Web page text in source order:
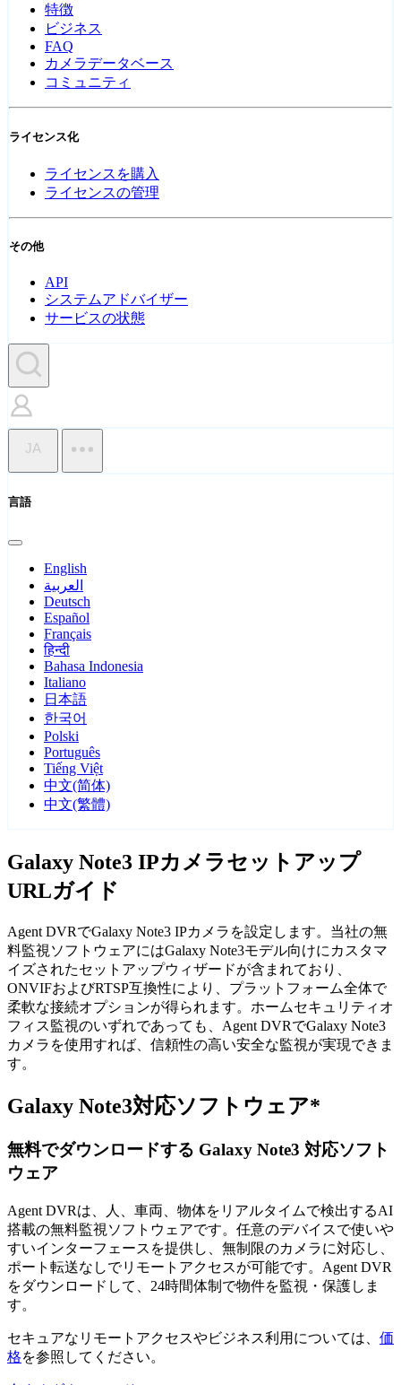
特徴
ビジネス
FAQ
カメラデータベース
コミュニティ
ライセンス化
ライセンスを購入
ライセンスの管理
その他
API
システムアドバイザー
サービスの状態
JA
言語
English
العربية
Deutsch
Español
Français
हिन्दी
Bahasa Indonesia
Italiano
日本語
한국어
Polski
Português
Tiếng Việt
中文(简体)
中文(繁體)
Galaxy Note3 IPカメラセットアップ
URLガイド
Agent DVRでGalaxy Note3 IPカメラを設定します。当社の無
料監視ソフトウェアにはGalaxy Note3モデル向けにカスタマ
イズされたセットアップウィザードが含まれており、
ONVIFおよびRTSP互換性により、プラットフォーム全体で
柔軟な接続オプションが得られます。ホームセキュリティオ
フィス監視のいずれであっても、Agent DVRでGalaxy Note3
カメラを使用すれば、信頼性の高い安全な監視が実現できま
す。
Galaxy Note3対応ソフトウェア*
無料でダウンロードする Galaxy Note3 対応ソフト
ウェア
Agent DVRは、人、車両、物体をリアルタイムで検出するAI
搭載の無料監視ソフトウェアです。任意のデバイスで使いや
すいインターフェースを提供し、無制限のカメラに対応し、
ポート転送なしでリモートアクセスが可能です。Agent DVR
をダウンロードして、24時間体制で物件を監視・保護しま
す。
セキュアなリモートアクセスやビジネス利用については、 価
格を参照してください。